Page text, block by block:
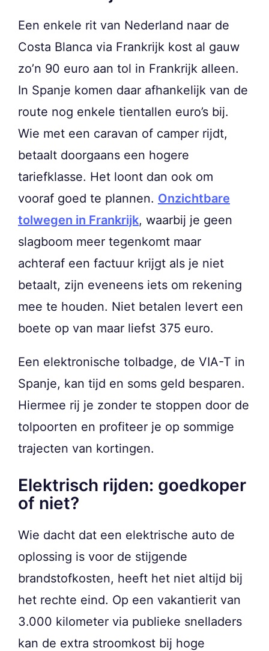
Een enkele rit van Nederland naar de
Costa Blanca via Frankrijk kost al gauw
zo’n 90 euro aan tol in Frankrijk alleen.
In Spanje komen daar afhankelijk van de
route nog enkele tientallen euro’s bij.
Wie met een caravan of camper rijdt,
betaalt doorgaans een hogere
tariefklasse. Het loont dan ook om
vooraf goed te plannen. Onzichtbare
tolwegen in Frankrijk, waarbij je geen
slagboom meer tegenkomt maar
achteraf een factuur krijgt als je niet
betaalt, zijn eveneens iets om rekening
mee te houden. Niet betalen levert een
boete op van maar liefst 375 euro.
Een elektronische tolbadge, de VIA-T in
Spanje, kan tijd en soms geld besparen.
Hiermee rij je zonder te stoppen door de
tolpoorten en profiteer je op sommige
trajecten van kortingen.
Elektrisch rijden: goedkoper
of niet?
Wie dacht dat een elektrische auto de
oplossing is voor de stijgende
brandstofkosten, heeft het niet altijd bij
het rechte eind. Op een vakantierit van
3.000 kilometer via publieke snelladers
kan de extra stroomkost bij hoge